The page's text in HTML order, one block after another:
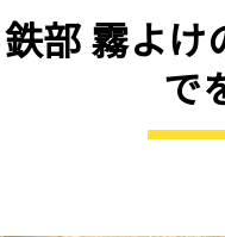
部 霧よ
で